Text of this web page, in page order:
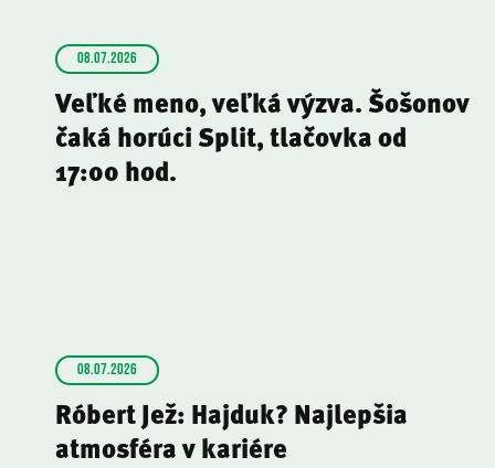
08.07.2026
Veľké meno, veľká výzva. Šošonov
čaká horúci Split, tlačovka od
17:00 hod.
08.07.2026
Róbert Jež: Hajduk? Najlepšia
atmosféra v kariére